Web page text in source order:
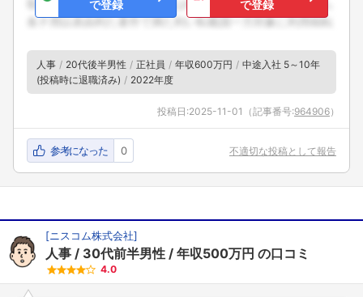
で登録
で登録
人事 20代後半男性 正社員 年収600万円
中途入社 5～10年
(投稿時に退職済み)
2022年度
投稿日:2025-11-01 （記事番号:964906）
参考になった 0 不適切な投稿として報告
[ニスコム株式会社]
人事 30代前半男性 年収500万円 の口コミ
4.0